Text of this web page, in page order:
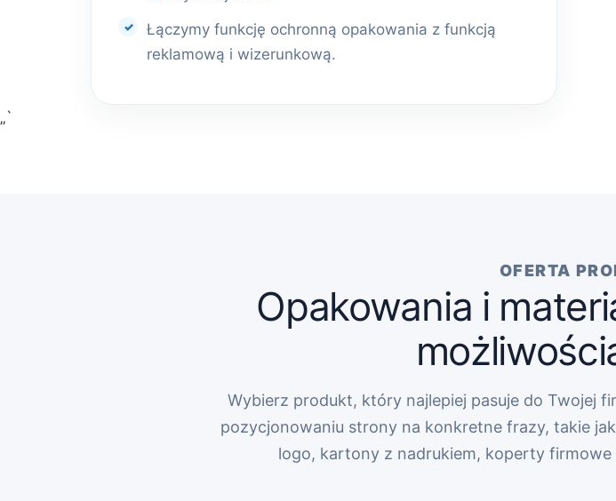
Łączymy funkcję ochronną opakowania z funkcją
reklamową i wizerunkową.
„`
OFERTA
Opakowania i
Wybierz produkt, który najlepiej pasuje do Twojej
pozycjonowaniu strony na konkretne frazy, takie
logo, kartony z nadrukiem, koperty